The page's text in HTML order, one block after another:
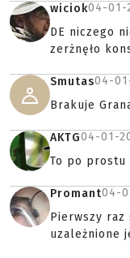
wiciok04-01-
DE niczego
zerżnęło
Smutas04-
Brakuje
AKTG04-01-
To po prostu
Promant04-
Pierwszy raz
uzależnione